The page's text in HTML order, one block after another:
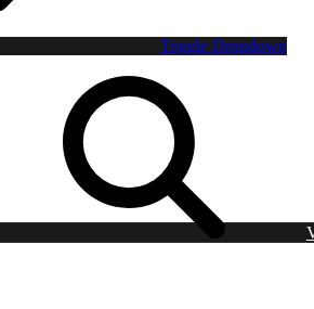
Toggle Dropdown